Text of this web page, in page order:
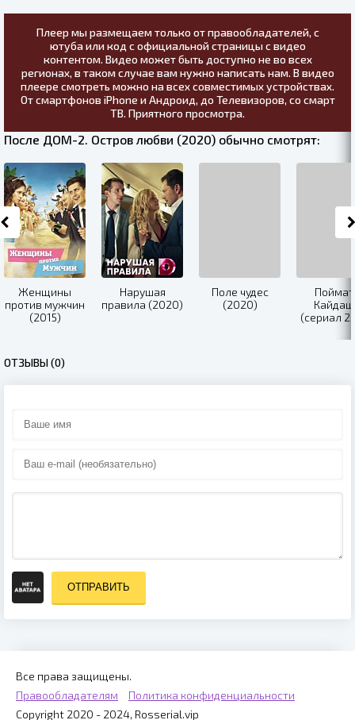
Плеер мы размещаем только от правообладателей, с
ютуба или код с официальной страницы с видео
контентом. Видео может быть доступно не во всех
регионах, в таком случае вам нужно написать нам. В видео
плеере смотреть можно на всех совместимых устройствах.
От смартфонов iPhone и Андроид, до Телевизоров, со смарт
ТВ. Приятного просмотра.
После ДОМ-2. Остров любви (2020) обычно смотрят:
Женщины
против мужчин
(2015)
Нарушая
правила (2020)
Поле чудес
(2020)
(сериал
ОТЗЫВЫ (0)
ОТПРАВИТЬ
Все права защищены.
Правообладателям
Политика конфиденциальности
Copyright 2020 - 2024, Rosserial.vip